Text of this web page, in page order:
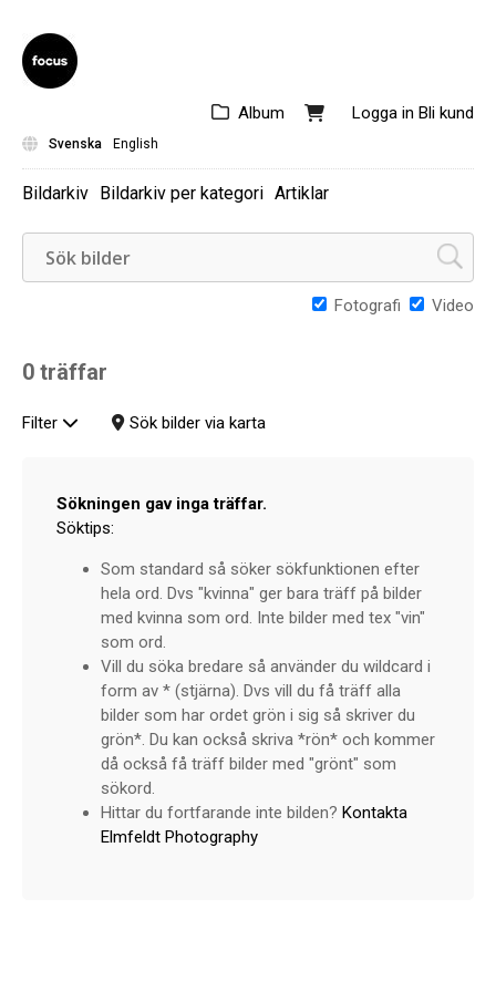
Logga in Bli kund
Album
Svenska English
Bildarkiv Bildarkiv per kategori Artiklar
Fotografi Video
0 träffar
Filter Sök bilder via karta
Sökningen gav inga träffar.
Söktips:
Som standard så söker sökfunktionen efter
hela ord. Dvs "kvinna" ger bara träff på bilder
med kvinna som ord. Inte bilder med tex "vin"
som ord.
Vill du söka bredare så använder du wildcard i
form av * (stjärna). Dvs vill du få träff alla
bilder som har ordet grön i sig så skriver du
grön*. Du kan också skriva *rön* och kommer
då också få träff bilder med "grönt" som
sökord.
Hittar du fortfarande inte bilden? Kontakta
Elmfeldt Photography